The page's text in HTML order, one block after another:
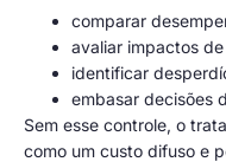
comparar
avaliar impactos
identificar
embasar decisões
Sem esse controle, o
como um custo difuso e